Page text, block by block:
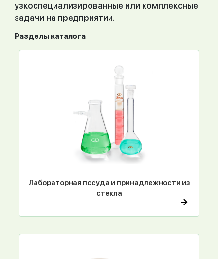
узкоспециализированные или комплексные
задачи на предприятии.
Разделы каталога
Лабораторная посуда и принадлежности из
стекла